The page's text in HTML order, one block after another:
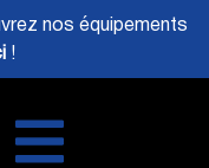
nos équipements
!